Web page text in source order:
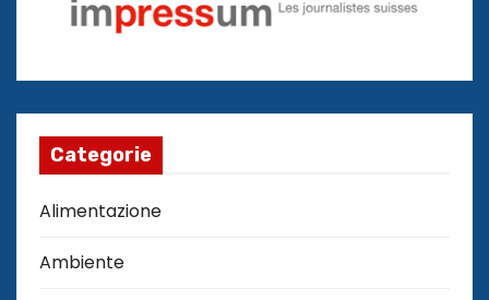
Categorie
Alimentazione
Ambiente